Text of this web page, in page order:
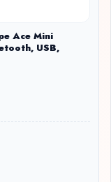
Ace Mini
USB,